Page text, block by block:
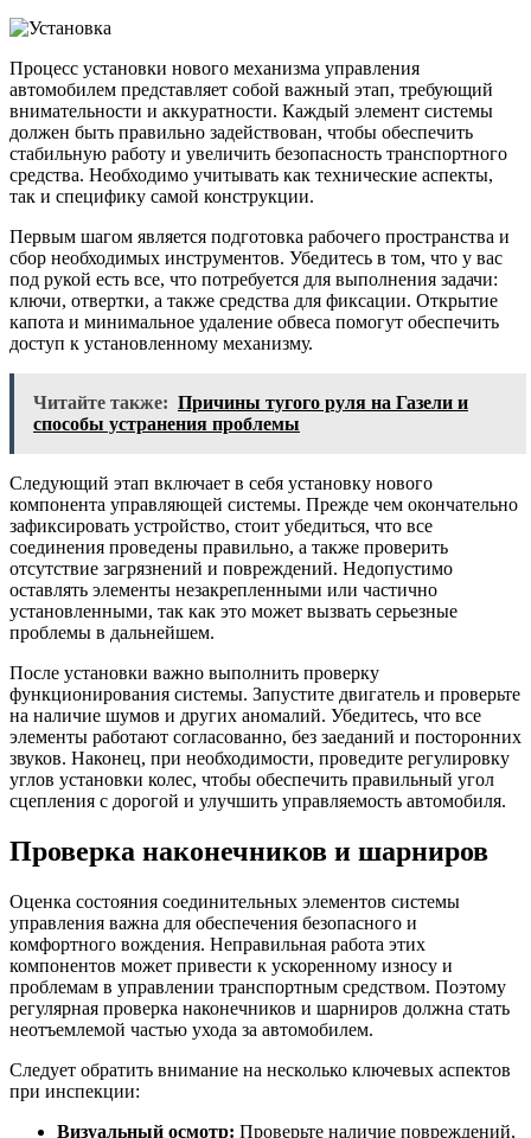
Процесс установки нового механизма управления
автомобилем представляет собой важный этап, требующий
внимательности и аккуратности. Каждый элемент системы
должен быть правильно задействован, чтобы обеспечить
стабильную работу и увеличить безопасность транспортного
средства. Необходимо учитывать как технические аспекты,
так и специфику самой конструкции.
Первым шагом является подготовка рабочего пространства и
сбор необходимых инструментов. Убедитесь в том, что у вас
под рукой есть все, что потребуется для выполнения задачи:
ключи, отвертки, а также средства для фиксации. Открытие
капота и минимальное удаление обвеса помогут обеспечить
доступ к установленному механизму.
Читайте также: Причины тугого руля на Газели и
способы устранения проблемы
Следующий этап включает в себя установку нового
компонента управляющей системы. Прежде чем окончательно
зафиксировать устройство, стоит убедиться, что все
соединения проведены правильно, а также проверить
отсутствие загрязнений и повреждений. Недопустимо
оставлять элементы незакрепленными или частично
установленными, так как это может вызвать серьезные
проблемы в дальнейшем.
После установки важно выполнить проверку
функционирования системы. Запустите двигатель и проверьте
на наличие шумов и других аномалий. Убедитесь, что все
элементы работают согласованно, без заеданий и посторонних
звуков. Наконец, при необходимости, проведите регулировку
углов установки колес, чтобы обеспечить правильный угол
сцепления с дорогой и улучшить управляемость автомобиля.
Проверка наконечников и шарниров
Оценка состояния соединительных элементов системы
управления важна для обеспечения безопасного и
комфортного вождения. Неправильная работа этих
компонентов может привести к ускоренному износу и
проблемам в управлении транспортным средством. Поэтому
регулярная проверка наконечников и шарниров должна стать
неотъемлемой частью ухода за автомобилем.
Следует обратить внимание на несколько ключевых аспектов
при инспекции:
Визуальный осмотр: Проверьте наличие повреждений,